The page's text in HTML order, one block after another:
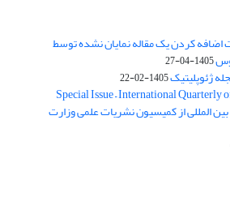
کردن یک مقاله نمایان نشده توسط
1405-04-27
ژئوپلیتیک1405-02-22
Special Issue – International Quarterly
المللی از کمیسیون نشریات علمی وزارت